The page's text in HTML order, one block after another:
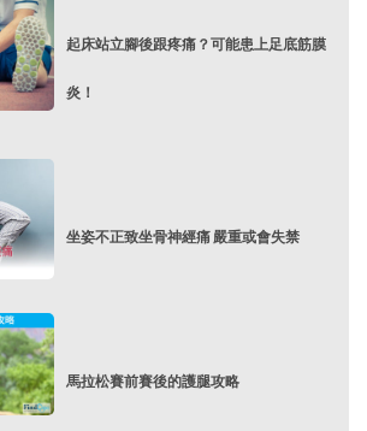
起床站立腳後跟疼痛？可能患上足底筋膜
炎！
坐姿不正致坐骨神經痛 嚴重或會失禁
馬拉松賽前賽後的護腿攻略